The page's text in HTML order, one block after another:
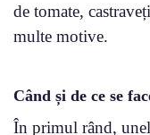
de tomate,
multe motive.
Când și de ce se
În primul rând,